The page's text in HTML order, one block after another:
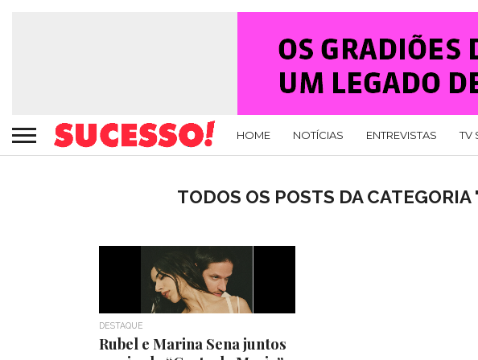
HOME NOTÍCIAS ENTREVISTAS TV
TODOS OS POSTS DA CATEGORIA
DESTAQUE
Rubel e Marina Sena juntos